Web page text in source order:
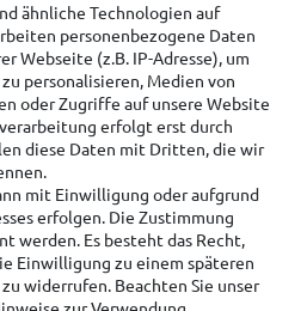
ähnliche Technologien auf
personenbezogene Daten
Webseite (z.B. IP-Adresse), um
personalisieren, Medien von
oder Zugriffe auf unsere Website
erfolgt erst durch
diese Daten mit Dritten, die wir
mit Einwilligung oder aufgrund
erfolgen. Die Zustimmung
werden. Es besteht das Recht,
Einwilligung zu einem späteren
widerrufen. Beachten Sie unser